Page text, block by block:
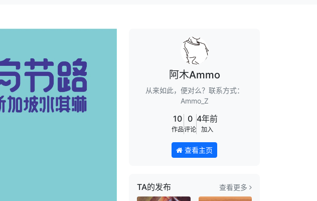
阿木Ammo
从来如此，便对么？联系方式：
Ammo_Z
10
作品
0
评论
4年前
加入
查看主页
TA的发布 查看更多